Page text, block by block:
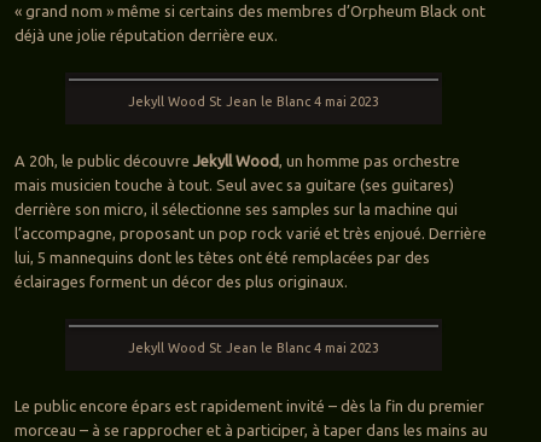
« grand nom » même si certains des membres d’Orpheum Black ont
déjà une jolie réputation derrière eux.
Jekyll Wood St Jean le Blanc 4 mai 2023
A 20h, le public découvre Jekyll Wood, un homme pas orchestre
mais musicien touche à tout. Seul avec sa guitare (ses guitares)
derrière son micro, il sélectionne ses samples sur la machine qui
l’accompagne, proposant un pop rock varié et très enjoué. Derrière
lui, 5 mannequins dont les têtes ont été remplacées par des
éclairages forment un décor des plus originaux.
Jekyll Wood St Jean le Blanc 4 mai 2023
Le public encore épars est rapidement invité – dès la fin du premier
morceau – à se rapprocher et à participer, à taper dans les mains au